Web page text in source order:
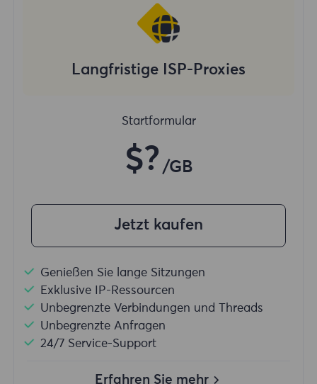
Langfristige ISP-Proxies
Startformular
$? /GB
Jetzt kaufen
Genießen Sie lange Sitzungen
Exklusive IP-Ressourcen
Unbegrenzte Verbindungen und Threads
Unbegrenzte Anfragen
24/7 Service-Support
Erfahren Sie mehr